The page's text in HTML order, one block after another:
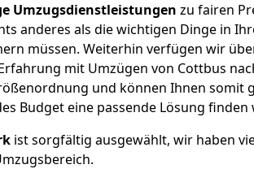
Umzugsdienstleistungen zu fairen
anderes als die wichtigen Dinge in
müssen. Weiterhin verfügen wir
mit Umzügen von Cottbus
und können Ihnen somit
Budget eine passende Lösung finden
ist sorgfältig ausgewählt, wir haben